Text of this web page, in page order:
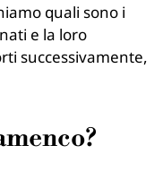
quali sono i
e la loro
successivamente,